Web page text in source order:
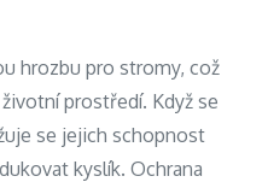
hrozbu pro stromy, což
prostředí. Když se
se jejich schopnost
kyslík. Ochrana